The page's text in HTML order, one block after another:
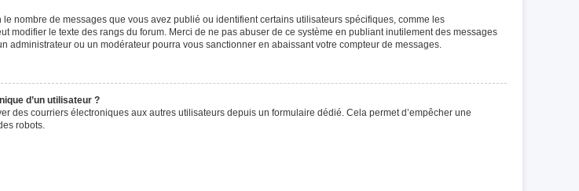
nombre de messages que vous avez publié ou identifient certains utilisateurs spécifiques, comme les
modifier le texte des rangs du forum. Merci de ne pas abuser de ce système en publiant inutilement des messages
administrateur ou un modérateur pourra vous sanctionner en abaissant votre compteur de messages.
d’un utilisateur ?
des courriers électroniques aux autres utilisateurs depuis un formulaire dédié. Cela permet d’empêcher une
robots.